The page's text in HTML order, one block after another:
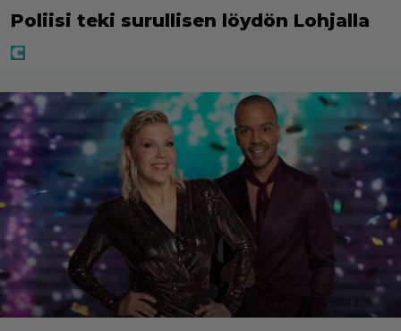
Poliisi teki surullisen löydön Lohjalla